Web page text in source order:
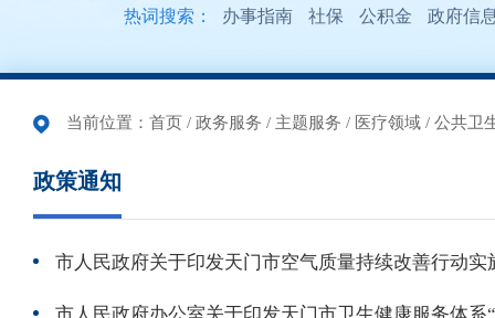
热词搜索： 办事指南 社保 公积金 政府信
当前位置： 首页 / 政务服务 / 主题服务 / 医疗领域 / 公共卫
政策通知
市人民政府关于印发天门市空气质量持续改善行动实